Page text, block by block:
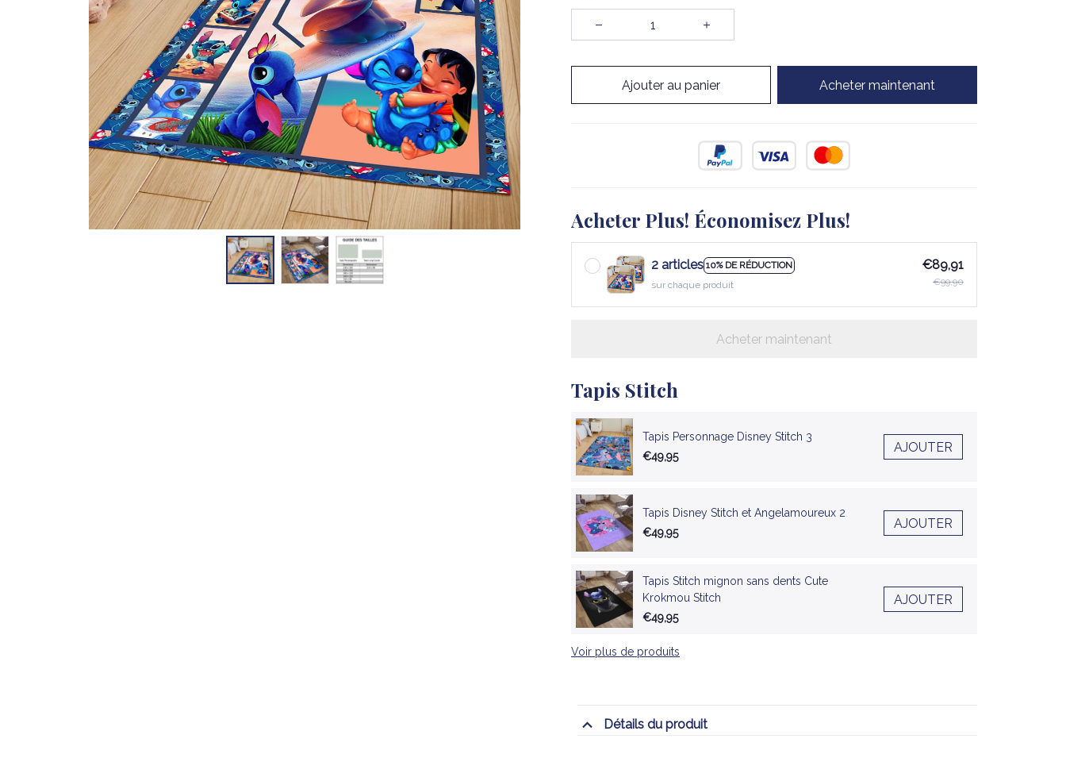
Ajouter au panier Acheter maintenant
Acheter Plus! Économisez Plus!
2 articles 10% DE RÉDUCTION
sur chaque produit
€89,91
€99,90
Acheter maintenant
Tapis Stitch
Tapis Personnage Disney Stitch 3
€49,95
AJOUTER
Tapis Disney Stitch et Angelamoureux 2
€49,95
AJOUTER
Tapis Stitch mignon sans dents Cute
Krokmou Stitch
€49,95
AJOUTER
Voir plus de produits
Détails du produit